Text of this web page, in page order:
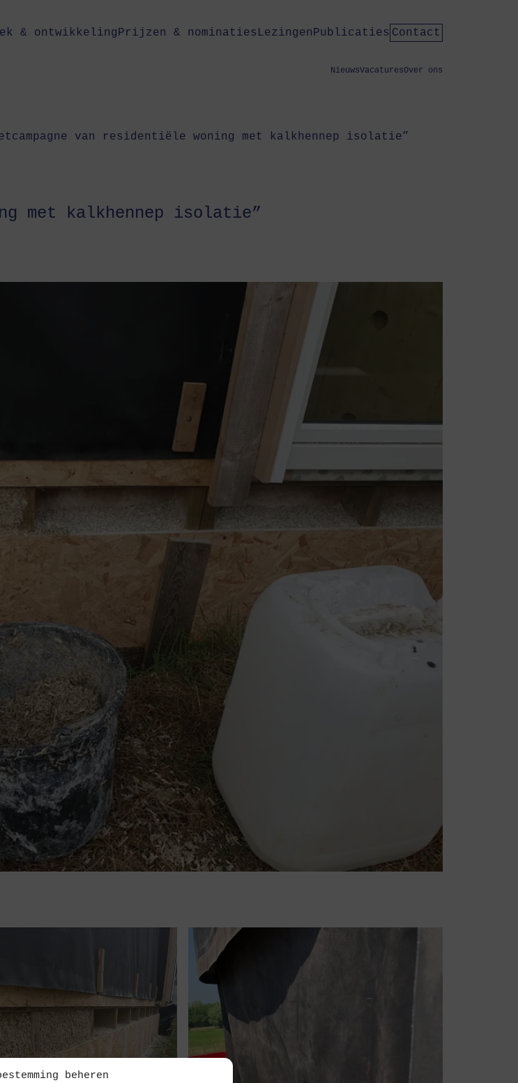
beheren
NieuwsVacaturesOver ons
& ontwikkelingPrijzen & nominaties LezingenPublicaties Contact
van residentiële woning met kalkhennep isolatie”
met kalkhennep isolatie”